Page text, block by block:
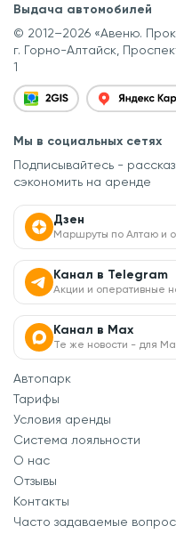
Выдача автомобилей
© 2012–2026 «Авеню.
г. Горно-Алтайск,
1
Мы в социальных сетях
Подписывайтесь -
сэкономить на аренде
Дзен
Маршруты по Алтаю и
Канал в Telegram
Акции и оперативные
Канал в Max
Те же новости - для
Автопарк
Тарифы
Условия аренды
Система лояльности
О нас
Отзывы
Контакты
Часто задаваемые